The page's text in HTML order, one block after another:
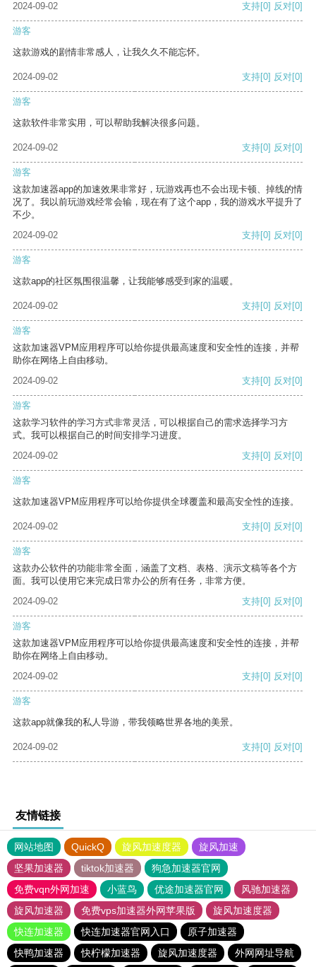
2024-09-02 支持[0] 反对[0]
游客
这款游戏的剧情非常感人，让我久久不能忘怀。
2024-09-02 支持[0] 反对[0]
游客
这款软件非常实用，可以帮助我解决很多问题。
2024-09-02 支持[0] 反对[0]
游客
这款加速器app的加速效果非常好，玩游戏再也不会出现卡顿、掉线的情
况了。我以前玩游戏经常会输，现在有了这个app，我的游戏水平提升了
不少。
2024-09-02
支持[0] 反对[0]
游客
这款app的社区氛围很温馨，让我能够感受到家的温暖。
2024-09-02 支持[0] 反对[0]
游客
这款加速器VPM应用程序可以给你提供最高速度和安全性的连接，并帮
助你在网络上自由移动。
2024-09-02
支持[0] 反对[0]
游客
这款学习软件的学习方式非常灵活，可以根据自己的需求选择学习方
式。我可以根据自己的时间安排学习进度。
2024-09-02
支持[0] 反对[0]
游客
这款加速器VPM应用程序可以给你提供全球覆盖和最高安全性的连接。
2024-09-02 支持[0] 反对[0]
游客
这款办公软件的功能非常全面，涵盖了文档、表格、演示文稿等各个方
面。我可以使用它来完成日常办公的所有任务，非常方便。
2024-09-02
支持[0] 反对[0]
游客
这款加速器VPM应用程序可以给你提供最高速度和安全性的连接，并帮
助你在网络上自由移动。
2024-09-02
支持[0] 反对[0]
游客
这款app就像我的私人导游，带我领略世界各地的美景。
2024-09-02 支持[0] 反对[0]
友情链接
网站地图 QuickQ 旋风加速度器
旋风加速
坚果加速器
tiktok加速器
狗急加速器官网
免费vqn外网加速
小蓝鸟 优途加速器官网
风驰加速器
旋风加速器
免费vps加速器外网苹果版
旋风加速度器
快连加速器
快连加速器官网入口
原子加速器
快鸭加速器
快柠檬加速器 旋风加速度器 外网网址导航